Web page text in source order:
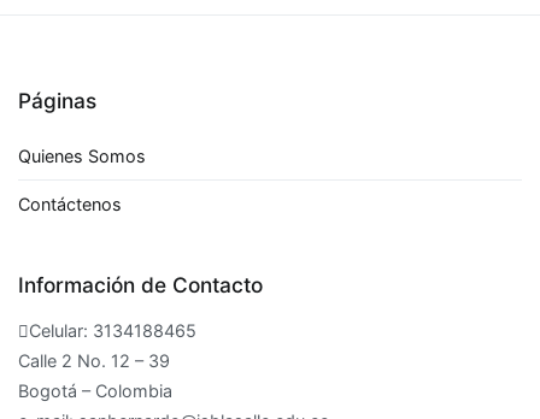
Páginas
Quienes Somos
Contáctenos
Información de Contacto
Celular: 3134188465
Calle 2 No. 12 – 39
Bogotá – Colombia